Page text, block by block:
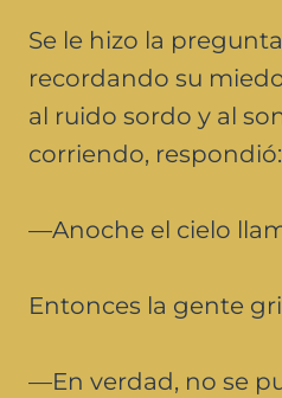
Se le hizo la
recordando su
al ruido sordo y al
corriendo, respondió:
—Anoche el cielo
Entonces la gente
—En verdad, no se